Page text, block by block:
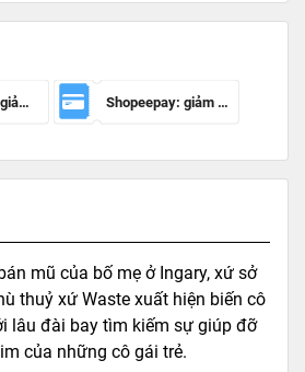
Home credit: giảm 50.000đ cho đơn hàng từ 150.000đ Shopeepay: giảm 20k cho đh từ 30k
mũ của bố mẹ ở Ingary, xứ sở
thuỷ xứ Waste xuất hiện biến cô
lâu đài bay tìm kiếm sự giúp đỡ
của những cô gái trẻ.